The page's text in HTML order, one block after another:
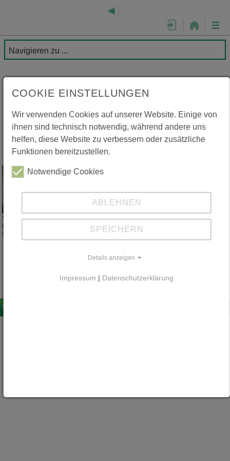
SektionsleiterMove & Meet OÖ
BSK Kelag Wärme
Peter Neuhofer
Alexander
Impressum
COOKIE EINSTELLUNGEN
Wir verwenden Cookies auf unserer Website. Einige von
ihnen sind technisch notwendig, während andere uns
helfen, diese Website zu verbessern oder zusätzliche
Funktionen bereitzustellen.
Notwendige Cookies
ABLEHNEN
SPEICHERN
Details anzeigen
Impressum | Datenschutzerklärung